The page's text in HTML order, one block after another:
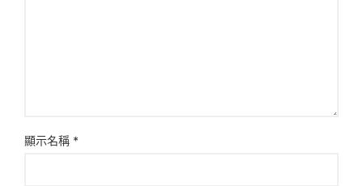
顯示名稱 *